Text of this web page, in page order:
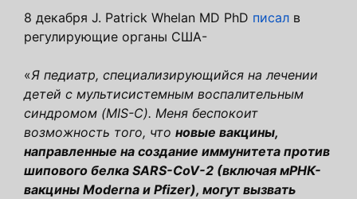
8 декабря J. Patrick Whelan MD PhD писал в
регулирующие органы США-
«Я педиатр, специализирующийся на лечении
детей с мультисистемным воспалительным
синдромом (MIS-C). Меня беспокоит
возможность того, что новые вакцины,
направленные на создание иммунитета против
шипового белка SARS-CoV-2 (включая мРНК-
вакцины Moderna и Pfizer), могут вызвать